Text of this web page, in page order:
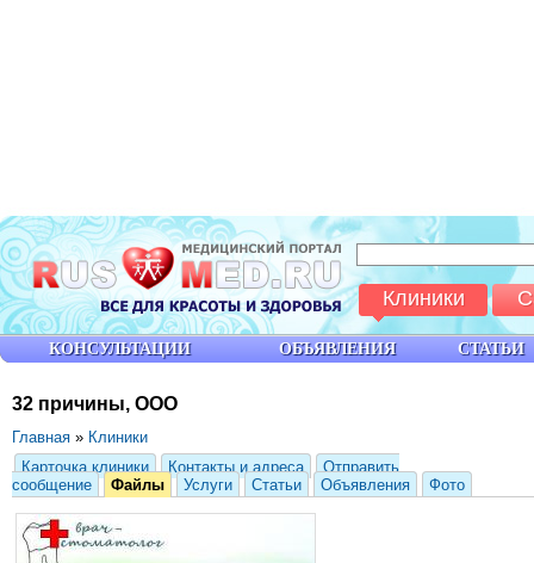
32 причины, ООО
Главная » Клиники
Карточка клиники
Контакты и адреса
Отправить
сообщение
Файлы Услуги Статьи Объявления Фото
КОНСУЛЬТАЦИИ ОБЪЯВЛЕНИЯ СТАТЬИ
Клиники